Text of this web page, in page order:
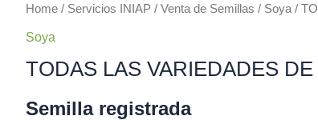
Home / Servicios INIAP / Venta de Semillas / Soya /
Soya
TODAS LAS VARIEDADES DE
Semilla registrada
TODAS
DE
quantity